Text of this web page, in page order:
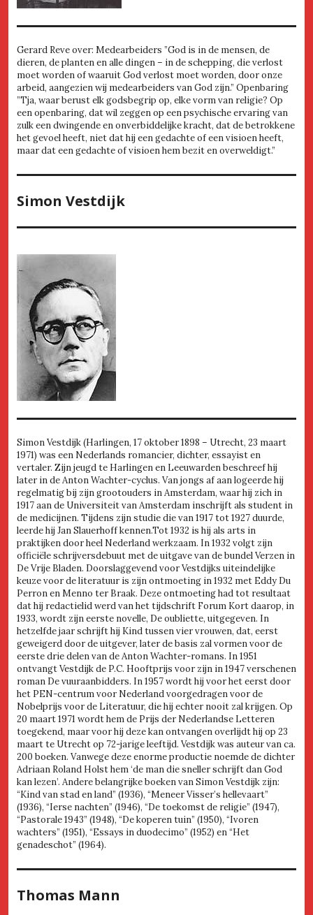
Gerard Reve over: Medearbeiders ”God is in de mensen, de
dieren, de planten en alle dingen – in de schepping, die verlost
moet worden of waaruit God verlost moet worden, door onze
arbeid, aangezien wij medearbeiders van God zijn.” Openbaring
”Tja, waar berust elk godsbegrip op, elke vorm van religie? Op
een openbaring, dat wil zeggen op een psychische ervaring van
zulk een dwingende en onverbiddelijke kracht, dat de betrokkene
het gevoel heeft, niet dat hij een gedachte of een visioen heeft,
maar dat een gedachte of visioen hem bezit en overweldigt.”
Simon Vestdijk
Simon Vestdijk (Harlingen, 17 oktober 1898 – Utrecht, 23 maart
1971) was een Nederlands romancier, dichter, essayist en
vertaler. Zijn jeugd te Harlingen en Leeuwarden beschreef hij
later in de Anton Wachter-cyclus. Van jongs af aan logeerde hij
regelmatig bij zijn grootouders in Amsterdam, waar hij zich in
1917 aan de Universiteit van Amsterdam inschrijft als student in
de medicijnen. Tijdens zijn studie die van 1917 tot 1927 duurde,
leerde hij Jan Slauerhoff kennen.Tot 1932 is hij als arts in
praktijken door heel Nederland werkzaam. In 1932 volgt zijn
officiële schrijversdebuut met de uitgave van de bundel Verzen in
De Vrije Bladen. Doorslaggevend voor Vestdijks uiteindelijke
keuze voor de literatuur is zijn ontmoeting in 1932 met Eddy Du
Perron en Menno ter Braak. Deze ontmoeting had tot resultaat
dat hij redactielid werd van het tijdschrift Forum Kort daarop, in
1933, wordt zijn eerste novelle, De oubliette, uitgegeven. In
hetzelfde jaar schrijft hij Kind tussen vier vrouwen, dat, eerst
geweigerd door de uitgever, later de basis zal vormen voor de
eerste drie delen van de Anton Wachter-romans. In 1951
ontvangt Vestdijk de P.C. Hooftprijs voor zijn in 1947 verschenen
roman De vuuraanbidders. In 1957 wordt hij voor het eerst door
het PEN-centrum voor Nederland voorgedragen voor de
Nobelprijs voor de Literatuur, die hij echter nooit zal krijgen. Op
20 maart 1971 wordt hem de Prijs der Nederlandse Letteren
toegekend, maar voor hij deze kan ontvangen overlijdt hij op 23
maart te Utrecht op 72-jarige leeftijd. Vestdijk was auteur van ca.
200 boeken. Vanwege deze enorme productie noemde de dichter
Adriaan Roland Holst hem ‘de man die sneller schrijft dan God
kan lezen’. Andere belangrijke boeken van Simon Vestdijk zijn:
“Kind van stad en land” (1936), “Meneer Visser’s hellevaart”
(1936), “Ierse nachten” (1946), “De toekomst de religie” (1947),
“Pastorale 1943” (1948), “De koperen tuin” (1950), “Ivoren
wachters” (1951), “Essays in duodecimo” (1952) en “Het
genadeschot” (1964).
Thomas Mann